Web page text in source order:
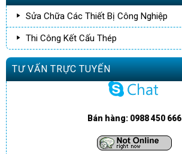
Sửa Chữa Các Thiết Bị Công Nghiệp
Thi Công Kết Cấu Thép
TƯ VẤN TRỰC TUYẾN
Bán hàng: 0988 450 666